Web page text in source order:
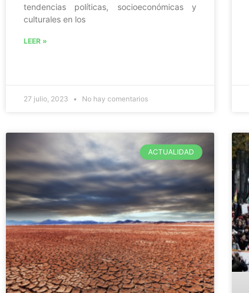
tendencias políticas, socioeconómicas y
culturales en los
LEER »
27 julio, 2023 No hay comentarios
ACTUALIDAD